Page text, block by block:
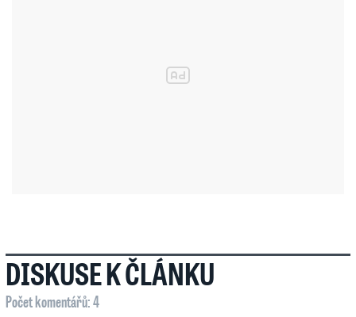
DISKUSE K ČLÁNKU
Počet komentářů: 4